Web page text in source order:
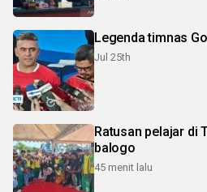
Legenda timnas
Jul 25th
Ratusan pelajar di
balogo
45 menit lalu